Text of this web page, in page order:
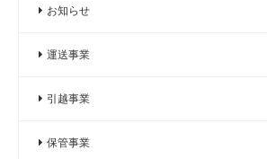
お知らせ
運送事業
引越事業
保管事業